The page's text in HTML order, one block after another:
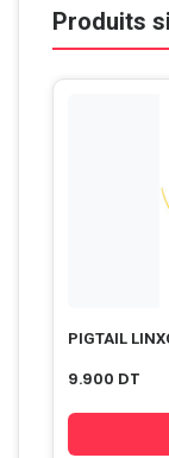
Produits
PIGTAIL
9.900 DT